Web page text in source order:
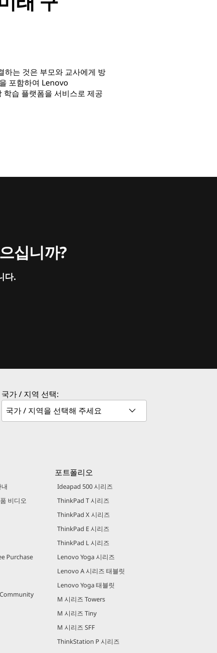
하는 것은 부모와 교사에게 방
포함하여 Lenovo
습 플랫폼을 서비스로 제공
십니까?
다.
국가 / 지역 선택:
비디오
Purchase
포트폴리오
Ideapad 500 시리즈
ThinkPad T 시리즈
ThinkPad X 시리즈
ThinkPad E 시리즈
ThinkPad L 시리즈
Lenovo Yoga 시리즈
Lenovo A 시리즈 태블릿
Lenovo Yoga 태블릿
M 시리즈 Towers
M 시리즈 Tiny
M 시리즈 SFF
ThinkStation P 시리즈